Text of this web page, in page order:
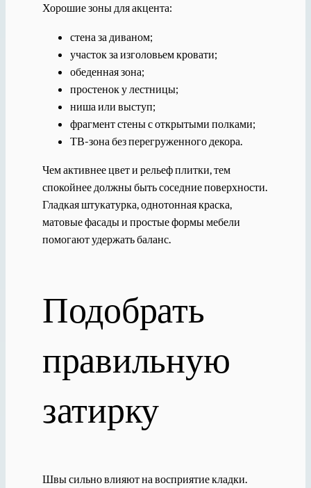
Хорошие зоны для акцента:
стена за диваном;
участок за изголовьем кровати;
обеденная зона;
простенок у лестницы;
ниша или выступ;
фрагмент стены с открытыми полками;
ТВ-зона без перегруженного декора.
Чем активнее цвет и рельеф плитки, тем
спокойнее должны быть соседние поверхности.
Гладкая штукатурка, однотонная краска,
матовые фасады и простые формы мебели
помогают удержать баланс.
Подобрать
правильную
затирку
Швы сильно влияют на восприятие кладки.